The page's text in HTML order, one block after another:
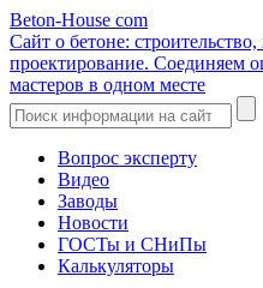
Beton-House com
Сайт о бетоне: строительство,
проектирование. Соединяем
мастеров в одном месте
Вопрос эксперту
Видео
Заводы
Новости
ГОСТы и СНиПы
Калькуляторы